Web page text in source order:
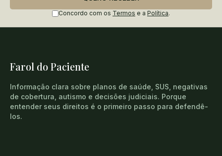
Concordo com os Termos e a Política.
Farol do Paciente
Informação clara sobre planos de saúde, SUS, negativas
de cobertura, autismo e decisões judiciais. Porque
entender seus direitos é o primeiro passo para defendê-
los.